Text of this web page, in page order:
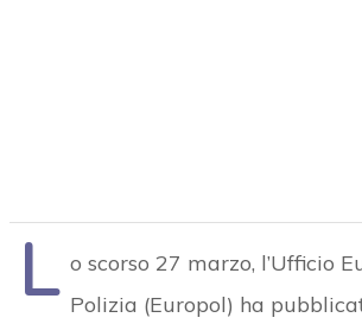
L o scorso 27 marzo, l’Ufficio
Polizia (Europol) ha